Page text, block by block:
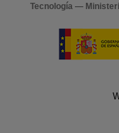
Tecnología —